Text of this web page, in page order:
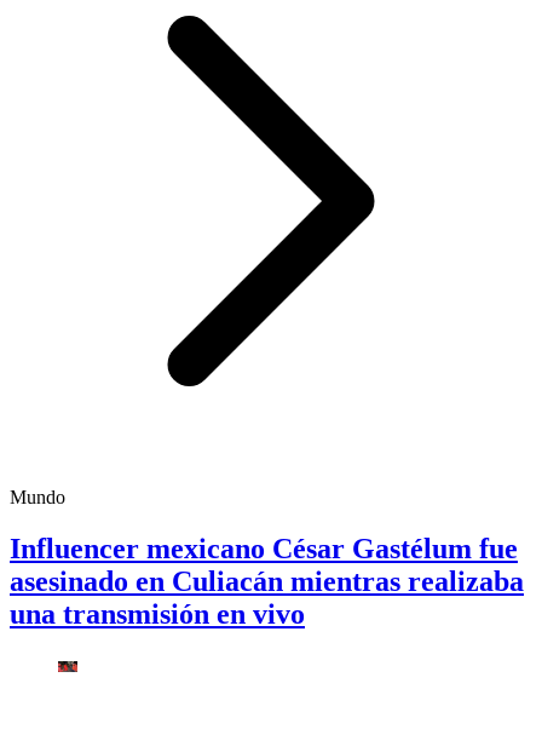
Mundo
Influencer mexicano César Gastélum fue
asesinado en Culiacán mientras realizaba
una transmisión en vivo